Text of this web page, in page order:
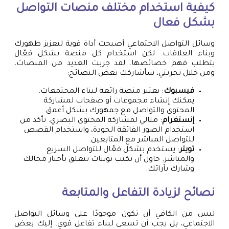
كيفية استخدام مختلف منصات التواصل
بشكل فعال
وسائل التواصل الاجتماعي أصبحت أداة قوية لتعزيز ظهورك
وبناء العلاقات. لكن استخدام كل منصة بشكل فعّال
يتطلب فهم خصائصها. لقد جربت العديد من المنصات،
ومن خلال تجربتي، سأشاركك بعض النصائح:
فيسبوك: يعتبر منصة رائعة لبناء المجتمعات.
يمكنك إنشاء مجموعات أو صفحات لمشاركة
المحتوى والتواصل مع جمهورك بشكل أعمق.
إنستغرام: مثالي لمشاركة المحتوى البصري. تأكد من
استخدام الصور الفائقة الجودة، واستخدام القصص
للتواصل المباشر مع المتابعين.
تويتر: يستخدم بشكل فعّال للتواصل السريع
والمباشر. حاول أن تكتب تويتات تتعلق بأخبار مجالك
وشارك بآرائك.
نصائح لزيادة التفاعل والمتابعة
ليس من الكافي أن تكون موجودًا على وسائل التواصل
الاجتماعي، بل يجب أن تسعى لبناء تفاعل قوي. إليك بعض